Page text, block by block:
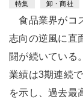
特集 卸・商社
食品業界がコ
志向の逆風に直
闘が続いている
業績は3期連続
を示し、過去最